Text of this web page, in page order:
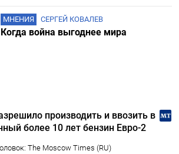
МНЕНИЯ СЕРГЕЙ КОВАЛЕВ
Когда война выгоднее мира